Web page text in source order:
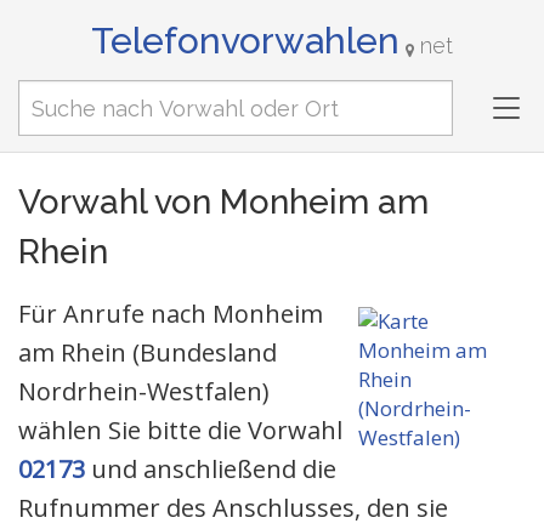
Telefonvorwahlen net
Vorwahl von Monheim am
Rhein
Für Anrufe nach Monheim
am Rhein (Bundesland
Nordrhein-Westfalen)
wählen Sie bitte die Vorwahl
02173 und anschließend die
Rufnummer des Anschlusses, den sie